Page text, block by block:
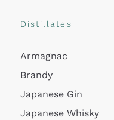
Distillates
Armagnac
Brandy
Japanese Gin
Japanese Whisky